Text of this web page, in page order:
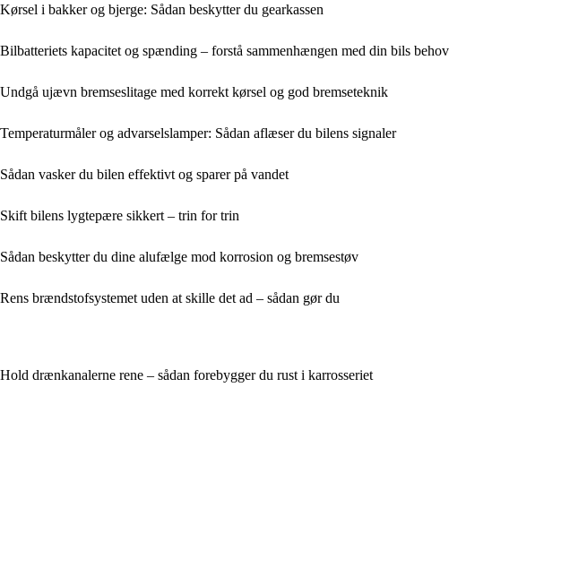
Kørsel i bakker og bjerge: Sådan beskytter du gearkassen
Bilbatteriets kapacitet og spænding – forstå sammenhængen med din bils behov
Undgå ujævn bremseslitage med korrekt kørsel og god bremseteknik
Temperaturmåler og advarselslamper: Sådan aflæser du bilens signaler
Sådan vasker du bilen effektivt og sparer på vandet
Skift bilens lygtepære sikkert – trin for trin
Sådan beskytter du dine alufælge mod korrosion og bremsestøv
Rens brændstofsystemet uden at skille det ad – sådan gør du
Hold drænkanalerne rene – sådan forebygger du rust i karrosseriet